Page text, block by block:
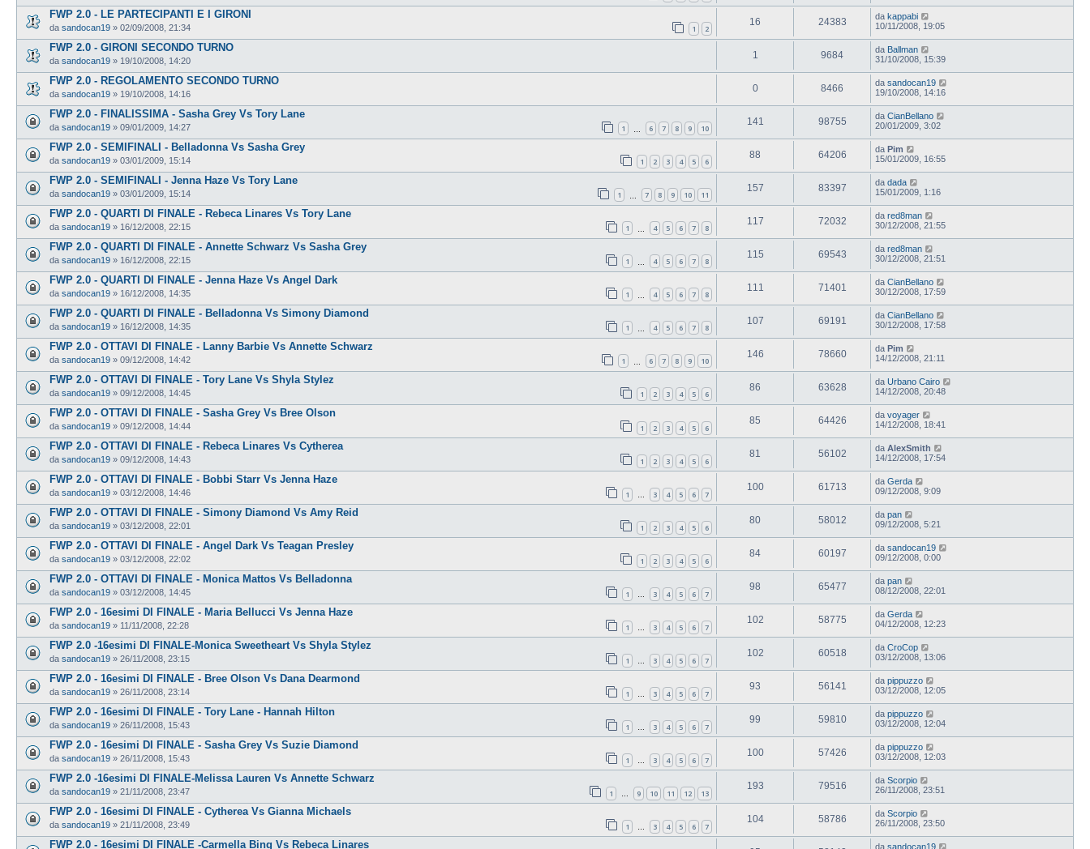
FWP 2.0 - LE PARTECIPANTI E I GIRONI
da sandocan19 » 02/09/2008, 21:34 1 2
16 24383 da kappabi
10/11/2008, 19:05
FWP 2.0 - GIRONI SECONDO TURNO
da sandocan19 » 19/10/2008, 14:20
1 9684 da Ballman
31/10/2008, 15:39
FWP 2.0 - REGOLAMENTO SECONDO TURNO
da sandocan19 » 19/10/2008, 14:16
0 8466 da sandocan19
19/10/2008, 14:16
FWP 2.0 - FINALISSIMA - Sasha Grey Vs Tory Lane
da sandocan19 » 09/01/2009, 14:27 1 6 7 8 9 10
141 98755 da CianBellano
20/01/2009, 3:02
FWP 2.0 - SEMIFINALI - Belladonna Vs Sasha Grey
da sandocan19 » 03/01/2009, 15:14 1 2 3 4 5 6
88 64206 da Pim
15/01/2009, 16:55
FWP 2.0 - SEMIFINALI - Jenna Haze Vs Tory Lane
da sandocan19 » 03/01/2009, 15:14 1 7 8 9 10 11
157 83397 da dada
15/01/2009, 1:16
FWP 2.0 - QUARTI DI FINALE - Rebeca Linares Vs Tory Lane
da sandocan19 » 16/12/2008, 22:15 1 4 5 6 7 8
117 72032 da red8man
30/12/2008, 21:55
FWP 2.0 - QUARTI DI FINALE - Annette Schwarz Vs Sasha Grey
da sandocan19 » 16/12/2008, 22:15 1 4 5 6 7 8
115 69543 da red8man
30/12/2008, 21:51
FWP 2.0 - QUARTI DI FINALE - Jenna Haze Vs Angel Dark
da sandocan19 » 16/12/2008, 14:35 1 4 5 6 7 8
111 71401 da CianBellano
30/12/2008, 17:59
FWP 2.0 - QUARTI DI FINALE - Belladonna Vs Simony Diamond
da sandocan19 » 16/12/2008, 14:35 1 4 5 6 7 8
107 69191 da CianBellano
30/12/2008, 17:58
FWP 2.0 - OTTAVI DI FINALE - Lanny Barbie Vs Annette Schwarz
da sandocan19 » 09/12/2008, 14:42 1 6 7 8 9 10
146 78660 da Pim
14/12/2008, 21:11
FWP 2.0 - OTTAVI DI FINALE - Tory Lane Vs Shyla Stylez
da sandocan19 » 09/12/2008, 14:45 1 2 3 4 5 6
86 63628 da Urbano Cairo
14/12/2008, 20:48
FWP 2.0 - OTTAVI DI FINALE - Sasha Grey Vs Bree Olson
da sandocan19 » 09/12/2008, 14:44 1 2 3 4 5 6
85 64426 da voyager
14/12/2008, 18:41
FWP 2.0 - OTTAVI DI FINALE - Rebeca Linares Vs Cytherea
da sandocan19 » 09/12/2008, 14:43 1 2 3 4 5 6
81 56102 da AlexSmith
14/12/2008, 17:54
FWP 2.0 - OTTAVI DI FINALE - Bobbi Starr Vs Jenna Haze
da sandocan19 » 03/12/2008, 14:46 1 3 4 5 6 7
100 61713 da Gerda
09/12/2008, 9:09
FWP 2.0 - OTTAVI DI FINALE - Simony Diamond Vs Amy Reid
da sandocan19 » 03/12/2008, 22:01 1 2 3 4 5 6
80 58012 da pan
09/12/2008, 5:21
FWP 2.0 - OTTAVI DI FINALE - Angel Dark Vs Teagan Presley
da sandocan19 » 03/12/2008, 22:02 1 2 3 4 5 6
84 60197 da sandocan19
09/12/2008, 0:00
FWP 2.0 - OTTAVI DI FINALE - Monica Mattos Vs Belladonna
da sandocan19 » 03/12/2008, 14:45 1 … 3 4 5 6 7
98 65477 da pan
08/12/2008, 22:01
FWP 2.0 - 16esimi DI FINALE - Maria Bellucci Vs Jenna Haze
da sandocan19 » 11/11/2008, 22:28 1 … 3 4 5 6 7
102 58775 da Gerda
04/12/2008, 12:23
FWP 2.0 -16esimi DI FINALE-Monica Sweetheart Vs Shyla Stylez
da sandocan19 » 26/11/2008, 23:15 1 … 3 4 5 6 7
102 60518 da CroCop
03/12/2008, 13:06
FWP 2.0 - 16esimi DI FINALE - Bree Olson Vs Dana Dearmond
da sandocan19 » 26/11/2008, 23:14 1 … 3 4 5 6 7
93 56141 da pippuzzo
03/12/2008, 12:05
FWP 2.0 - 16esimi DI FINALE - Tory Lane - Hannah Hilton
da sandocan19 » 26/11/2008, 15:43 1 … 3 4 5 6 7
99 59810 da pippuzzo
03/12/2008, 12:04
FWP 2.0 - 16esimi DI FINALE - Sasha Grey Vs Suzie Diamond
da sandocan19 » 26/11/2008, 15:43 1 … 3 4 5 6 7
100 57426 da pippuzzo
03/12/2008, 12:03
FWP 2.0 -16esimi DI FINALE-Melissa Lauren Vs Annette Schwarz
da sandocan19 » 21/11/2008, 23:47 1 … 9 10 11 12 13
193 79516 da Scorpio
26/11/2008, 23:51
FWP 2.0 - 16esimi DI FINALE - Cytherea Vs Gianna Michaels
da sandocan19 » 21/11/2008, 23:49 1 … 3 4 5 6 7
104 58786 da Scorpio
26/11/2008, 23:50
FWP 2.0 - 16esimi DI FINALE -Carmella Bing Vs Rebeca Linares da sandocan19